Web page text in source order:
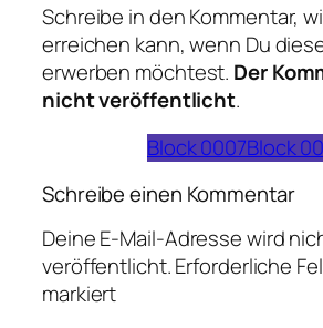
Schreibe in den Kommentar,
erreichen kann, wenn Du
erwerben möchtest. Der
nicht veröffentlicht.
Block 0007Block
Schreibe einen Kommentar
Deine E-Mail-Adresse wird
veröffentlicht.Erforderliche
markiert